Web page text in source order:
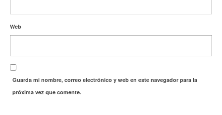
Web
Guarda mi nombre, correo electrónico y web en este navegador para la
próxima vez que comente.